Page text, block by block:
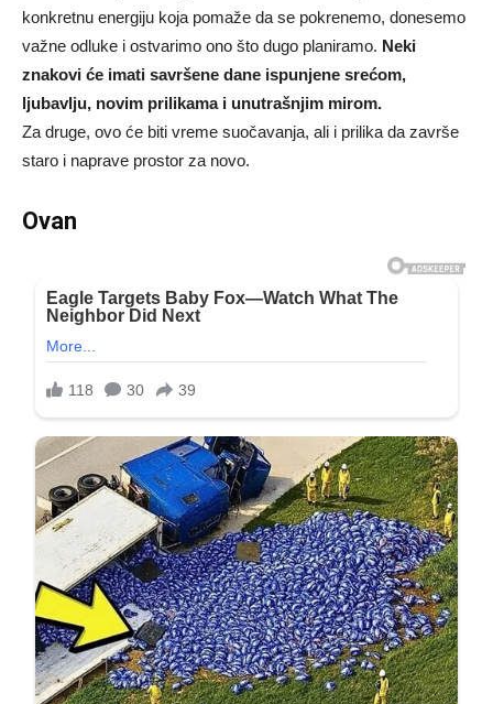
konkretnu energiju koja pomaže da se pokrenemo, donesemo
važne odluke i ostvarimo ono što dugo planiramo. Neki
znakovi će imati savršene dane ispunjene srećom,
ljubavlju, novim prilikama i unutrašnjim mirom.
Za druge, ovo će biti vreme suočavanja, ali i prilika da završe
staro i naprave prostor za novo.
Ovan